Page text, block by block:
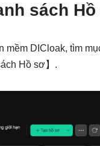
sách
mềm DICloak, tìm
Hồ sơ】.